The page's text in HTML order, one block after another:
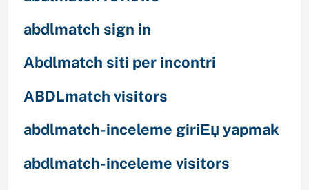
abdlmatch sign in
Abdlmatch siti per incontri
ABDLmatch visitors
abdlmatch-inceleme giriЕџ yapmak
abdlmatch-inceleme visitors